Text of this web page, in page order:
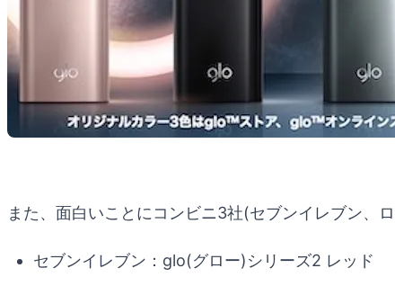
また、面白いことにコンビニ3社(セブンイレブン、
セブンイレブン：glo(グロー)シリーズ2 レッド